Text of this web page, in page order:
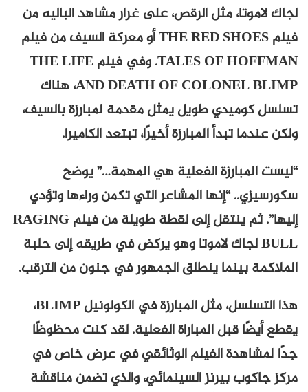
لجاك لاموتا، مثل الرقص، على غرار مشاهد الباليه من
فيلم THE RED SHOES أو معركة السيف من فيلم
TALES OF HOFFMAN. وفي فيلم THE LIFE
AND DEATH OF COLONEL BLIMP، هناك
تسلسل كوميدي طويل يمثل مقدمة لمبارزة بالسيف،
ولكن عندما تبدأ المبارزة أخيرًا، تبتعد الكاميرا.
“ليست المبارزة الفعلية هي المهمة…” يوضح
سكورسيزي.. “إنها المشاعر التي تكمن وراءها وتؤدي
إليها”. ثم ينتقل إلى لقطة طويلة من فيلم RAGING
BULL لجاك لاموتا وهو يركض في طريقه إلى حلبة
الملاكمة بينما ينطلق الجمهور في جنون من الترقب.
هذا التسلسل، مثل المبارزة في الكولونيل BLIMP،
يقطع أيضًا قبل المباراة الفعلية. لقد كنت محظوظًا
جدًا لمشاهدة الفيلم الوثائقي في عرض خاص في
مركز جاكوب بيرنز السينمائي، والذي تضمن مناقشة